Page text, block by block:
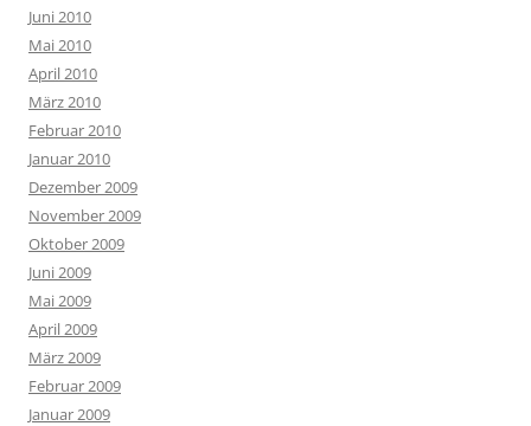
Juni 2010
Mai 2010
April 2010
März 2010
Februar 2010
Januar 2010
Dezember 2009
November 2009
Oktober 2009
Juni 2009
Mai 2009
April 2009
März 2009
Februar 2009
Januar 2009